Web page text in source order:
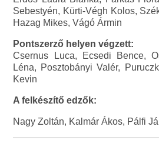
Sebestyén, Kürti-Végh Kolos,
Hazag Mikes, Vágó Ármin
Pontszerző helyen végzett:
Csernus Luca, Ecsedi Bence,
Léna, Posztobányi Valér,
Kevin
A felkészítő edzők:
Nagy Zoltán, Kalmár Ákos, Pálfi